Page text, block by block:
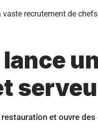
vaste recrutement de
lance
et ouvre